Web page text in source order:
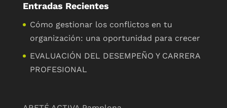
Entradas Recientes
Cómo gestionar los conflictos en tu
organización: una oportunidad para crecer
EVALUACIÓN DEL DESEMPEÑO Y CARRERA
PROFESIONAL